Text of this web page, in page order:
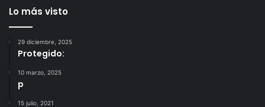
Lo más visto
29 diciembre, 2025
Protegido:
10 marzo, 2025
p
15 julio, 2021